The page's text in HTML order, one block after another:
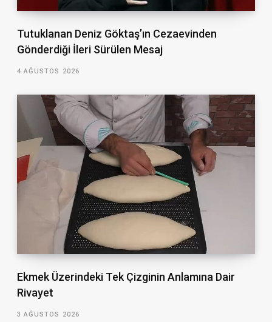
Tutuklanan Deniz Göktaş’ın Cezaevinden
Gönderdiği İleri Sürülen Mesaj
4 AĞUSTOS 2026
Ekmek Üzerindeki Tek Çizginin Anlamına Dair
Rivayet
3 AĞUSTOS 2026